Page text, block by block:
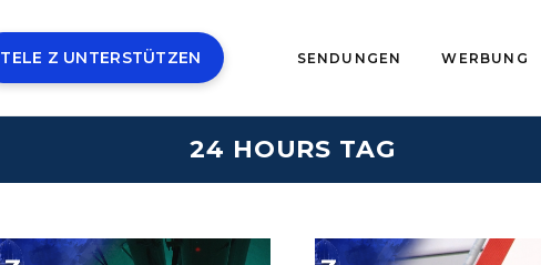
TELE Z UNTERSTÜTZEN SENDUNGEN WERBUNG
24 HOURS TAG